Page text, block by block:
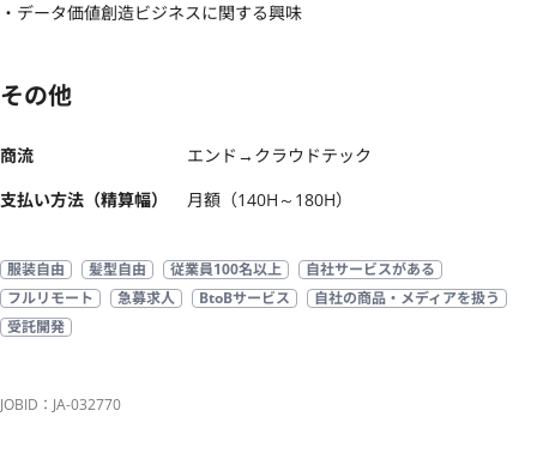
・データ価値創造ビジネスに関する興味
その他
商流
エンド→クラウドテック
支払い方法（精算幅）
月額（140H～180H）
服装自由 髪型自由 従業員100名以上
自社サービスがある
フルリモート
急募求人 BtoBサービス
自社の商品・メディアを扱う
受託開発
JOBID：JA-032770